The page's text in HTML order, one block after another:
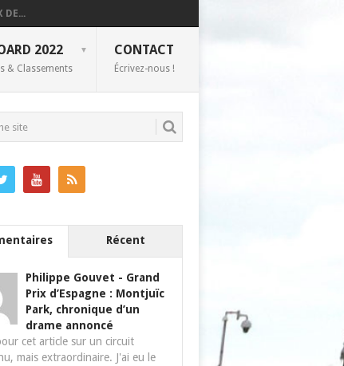
DE...
2022
& Classements
CONTACT
Écrivez-nous !
Récent
Philippe Gouvet - Grand
Prix d’Espagne : Montjuïc
Park, chronique d’un
drame annoncé
cet article sur un circuit
mais extraordinaire. J'ai eu le